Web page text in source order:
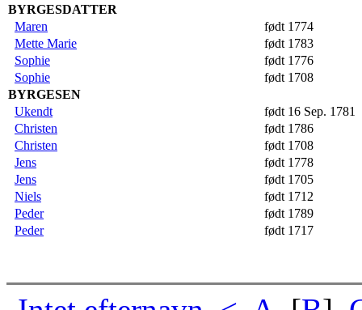
BYRGESDATTER
Maren
født 1774
Mette Marie
født 1783
Sophie
født 1776
Sophie
født 1708
BYRGESEN
Ukendt
født 16 Sep. 1781
Christen
født 1786
Christen
født 1708
Jens
født 1778
Jens
født 1705
Niels
født 1712
Peder
født 1789
Peder
født 1717